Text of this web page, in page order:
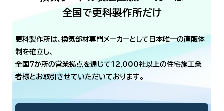
全国で更科製作所だけ
更科製作所は、換気部材専門メーカーとして日本唯一の直販体
制を確立し、
全国7か所の営業拠点を通じて12,000社以上の住宅施工業
者様とお取引させていただいております。